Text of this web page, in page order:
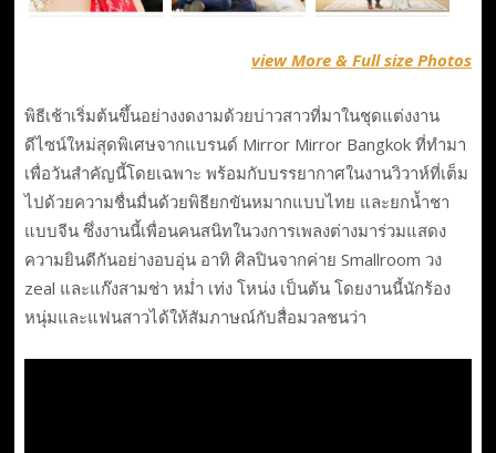
view More & Full size Photos
พิธีเช้าเริ่มต้นขึ้นอย่างงดงามด้วยบ่าวสาวที่มาในชุดแต่งงาน
ดีไซน์ใหม่สุดพิเศษจากแบรนด์ Mirror Mirror Bangkok ที่ทำมา
เพื่อวันสำคัญนี้โดยเฉพาะ พร้อมกับบรรยากาศในงานวิวาห์ที่เต็ม
ไปด้วยความชื่นมื่นด้วยพิธียกขันหมากแบบไทย และยกน้ำชา
แบบจีน ซึ่งงานนี้เพื่อนคนสนิทในวงการเพลงต่างมาร่วมแสดง
ความยินดีกันอย่างอบอุ่น อาทิ ศิลปินจากค่าย Smallroom วง
zeal และแก๊งสามช่า หม่ำ เท่ง โหน่ง เป็นต้น โดยงานนี้นักร้อง
หนุ่มและแฟนสาวได้ให้สัมภาษณ์กับสื่อมวลชนว่า